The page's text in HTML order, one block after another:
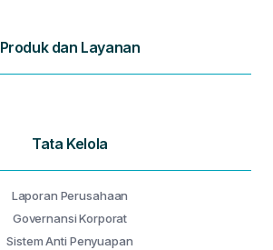
Produk dan Layanan
Tata Kelola
Laporan Perusahaan
Governansi Korporat
Sistem Anti Penyuapan